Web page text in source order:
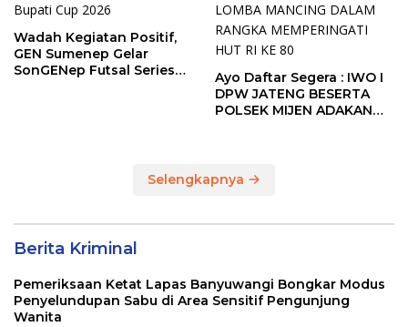
Wadah Kegiatan Positif,
GEN Sumenep Gelar
SonGENep Futsal Series
Ayo Daftar Segera : IWO I
DPW JATENG BESERTA
POLSEK MIJEN ADAKAN
Selengkapnya
Berita Kriminal
Pemeriksaan Ketat Lapas Banyuwangi Bongkar Modus
Penyelundupan Sabu di Area Sensitif Pengunjung
Wanita